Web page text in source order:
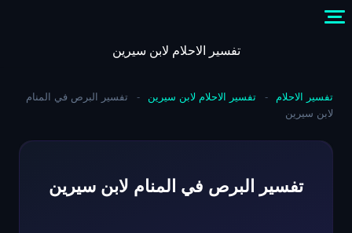
content
تفسير الاحلام لابن سيرين
تفسير الاحلام - تفسير الاحلام لابن سيرين -
تفسير البرص في المنام
لابن سيرين
تفسير البرص في المنام لابن سيرين